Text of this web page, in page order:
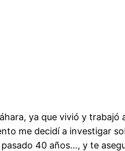
ya que vivió y trabajó
me decidí a investigar
40 años…, y te